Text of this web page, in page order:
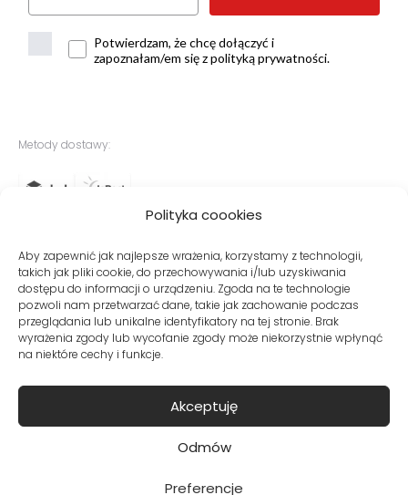
Polityka coookies
Aby zapewnić jak najlepsze wrażenia, korzystamy z technologii,
takich jak pliki cookie, do przechowywania i/lub uzyskiwania
dostępu do informacji o urządzeniu. Zgoda na te technologie
pozwoli nam przetwarzać dane, takie jak zachowanie podczas
przeglądania lub unikalne identyfikatory na tej stronie. Brak
wyrażenia zgody lub wycofanie zgody może niekorzystnie wpłynąć
na niektóre cechy i funkcje.
Akceptuję
Odmów
Preferencje
Potwierdzam, że chcę dołączyć i
zapoznałam/em się z polityką prywatności.
Metody dostawy:
regulamin•polityka prywatności